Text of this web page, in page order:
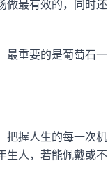
做最有效的，同时还
最重要的是葡萄石一
把握人生的每一次机
生人，若能佩戴或不